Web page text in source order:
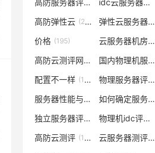
高防服务器评测 (232) idc云服务器评测
高防弹性云 (210) 弹性云服务器评测
价格 (195) 云服务器机房评测
高防云测评网(169) 国内物理机服务器测评
配置不一样 (148) 物理服务器评测
服务器性能与什么有关 (138) 如何确定服务器数量及配置
独立服务器评测 (128) 物理机idc评测网
高防云测评 (128) 云服务器测评网